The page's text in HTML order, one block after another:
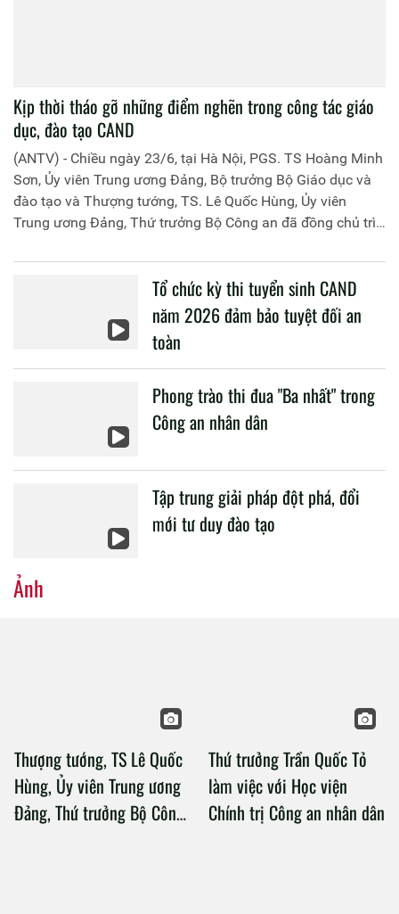
Kịp thời tháo gỡ những điểm nghẽn trong công tác giáo
dục, đào tạo CAND
(ANTV) - Chiều ngày 23/6, tại Hà Nội, PGS. TS Hoàng Minh
Sơn, Ủy viên Trung ương Đảng, Bộ trưởng Bộ Giáo dục và
đào tạo và Thượng tướng, TS. Lê Quốc Hùng, Ủy viên
Trung ương Đảng, Thứ trưởng Bộ Công an đã đồng chủ trì
liên quan đến công tác giáo dục và đào tạo của lực lượng
Tổ chức kỳ thi tuyển sinh CAND
năm 2026 đảm bảo tuyệt đối an
toàn
Phong trào thi đua "Ba nhất" trong
Công an nhân dân
Tập trung giải pháp đột phá, đổi
mới tư duy đào tạo
Ảnh
Thượng tướng, TS Lê Quốc
Hùng, Ủy viên Trung ương
Đảng, Thứ trưởng Bộ Công
Thứ trưởng Trần Quốc Tỏ
làm việc với Học viện
Chính trị Công an nhân dân